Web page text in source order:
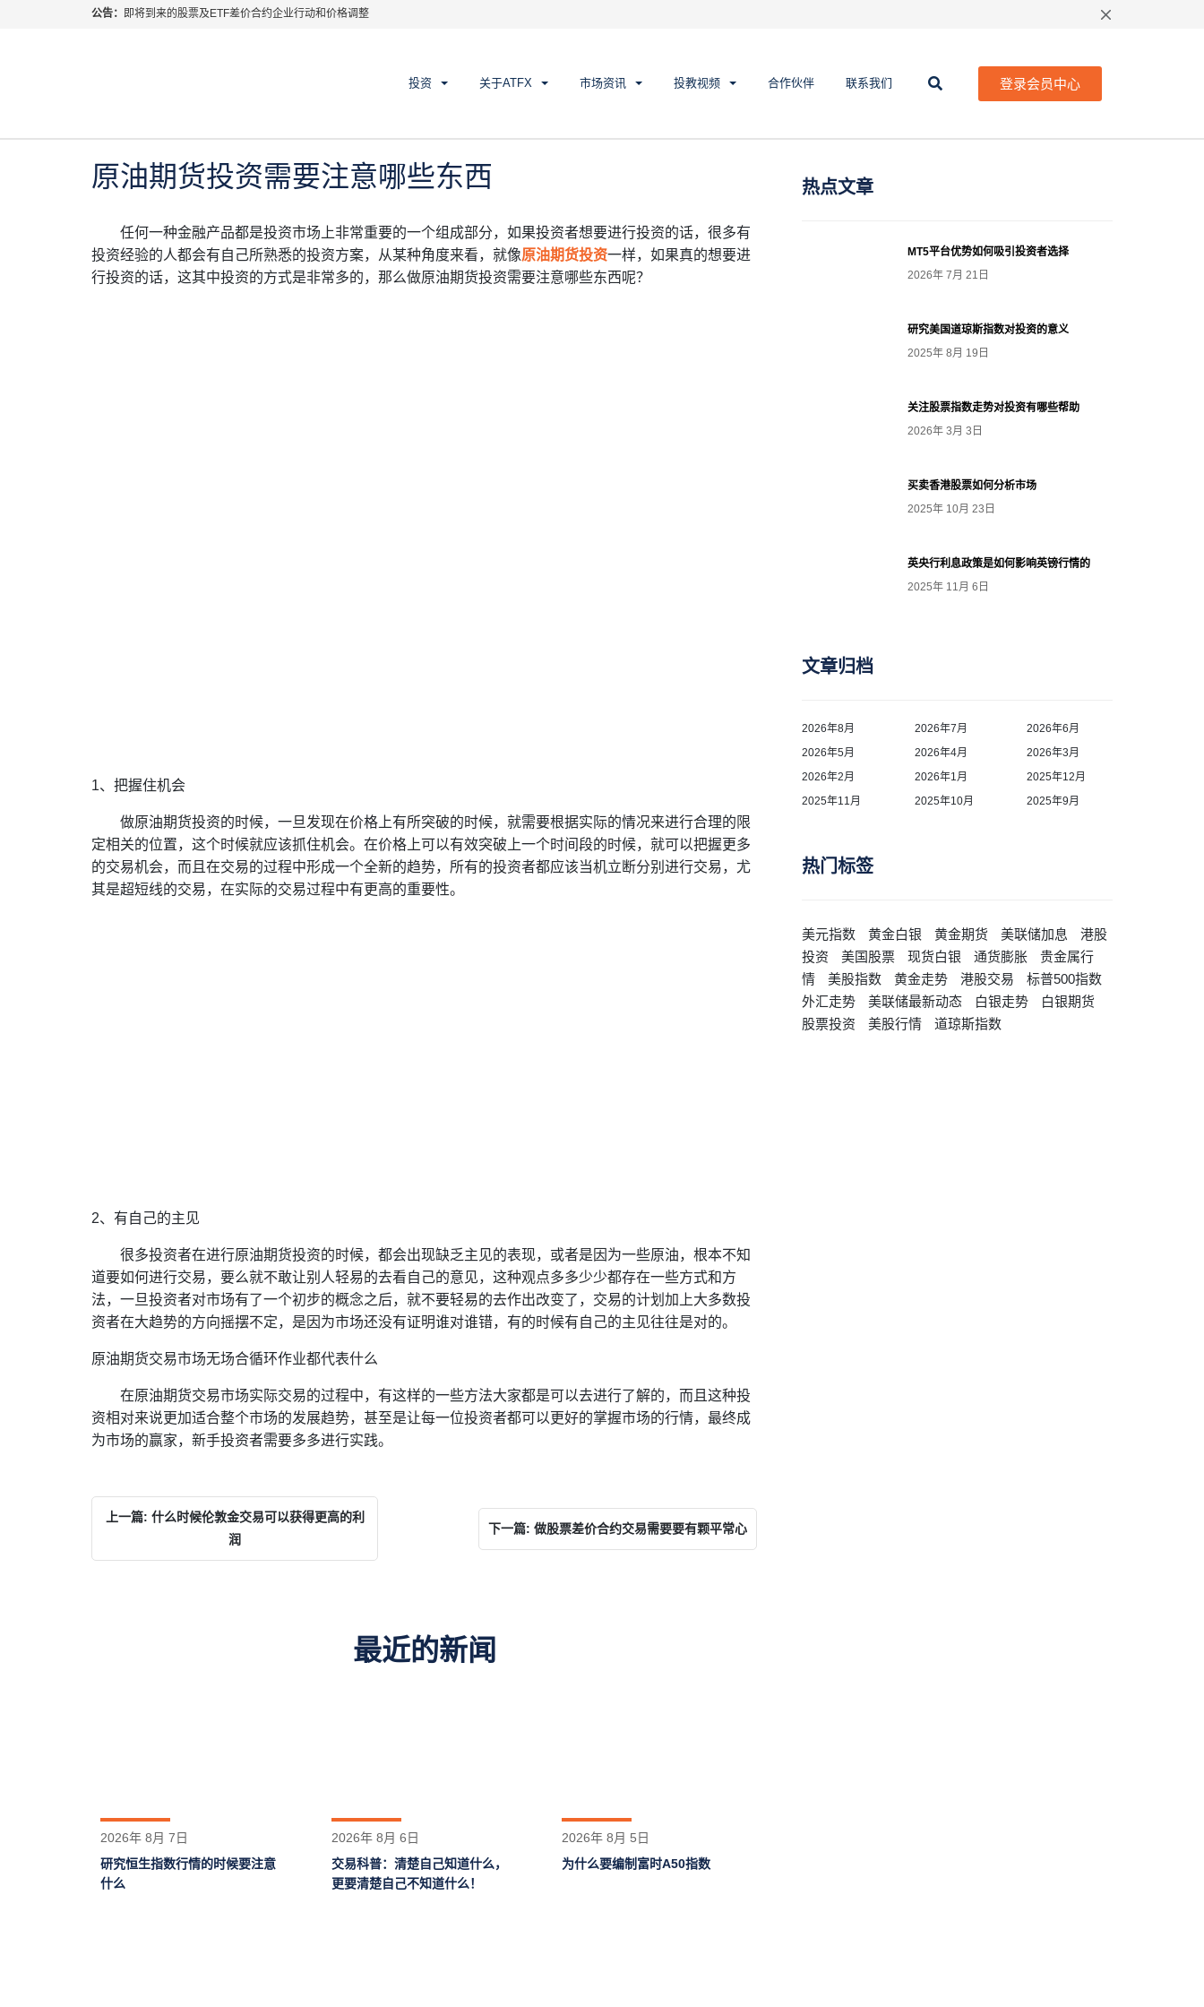
公告： 即将到来的股票及ETF差价合约企业行动和价格调整
投资 关于ATFX 市场资讯 投教视频 合作伙伴 联系我们 登录会员中心
原油期货投资需要注意哪些东西
任何一种金融产品都是投资市场上非常重要的一个组成部分，如果投资者想要进行投资的话，很多有
投资经验的人都会有自己所熟悉的投资方案，从某种角度来看，就像原油期货投资一样，如果真的想要进
行投资的话，这其中投资的方式是非常多的，那么做原油期货投资需要注意哪些东西呢？
1、把握住机会
做原油期货投资的时候，一旦发现在价格上有所突破的时候，就需要根据实际的情况来进行合理的限
定相关的位置，这个时候就应该抓住机会。在价格上可以有效突破上一个时间段的时候，就可以把握更多
的交易机会，而且在交易的过程中形成一个全新的趋势，所有的投资者都应该当机立断分别进行交易，尤
其是超短线的交易，在实际的交易过程中有更高的重要性。
2、有自己的主见
很多投资者在进行原油期货投资的时候，都会出现缺乏主见的表现，或者是因为一些原油，根本不知
道要如何进行交易，要么就不敢让别人轻易的去看自己的意见，这种观点多多少少都存在一些方式和方
法，一旦投资者对市场有了一个初步的概念之后，就不要轻易的去作出改变了，交易的计划加上大多数投
资者在大趋势的方向摇摆不定，是因为市场还没有证明谁对谁错，有的时候有自己的主见往往是对的。
原油期货交易市场无场合循环作业都代表什么
在原油期货交易市场实际交易的过程中，有这样的一些方法大家都是可以去进行了解的，而且这种投
资相对来说更加适合整个市场的发展趋势，甚至是让每一位投资者都可以更好的掌握市场的行情，最终成
为市场的赢家，新手投资者需要多多进行实践。
上一篇: 什么时候伦敦金交易可以获得更高的利
润
下一篇: 做股票差价合约交易需要要有颗平常心
最近的新闻
2026年 8月 7日
研究恒生指数行情的时候要注意
什么
2026年 8月 6日
交易科普：清楚自己知道什么，
更要清楚自己不知道什么！
2026年 8月 5日
为什么要编制富时A50指数
热点文章
MT5平台优势如何吸引投资者选择
2026年 7月 21日
研究美国道琼斯指数对投资的意义
2025年 8月 19日
关注股票指数走势对投资有哪些帮助
2026年 3月 3日
买卖香港股票如何分析市场
2025年 10月 23日
英央行利息政策是如何影响英镑行情的
2025年 11月 6日
文章归档
2026年8月 2026年7月
2026年6月
2026年5月
2026年4月
2026年3月
2026年2月
2026年1月
2025年12月
2025年11月
2025年10月 2025年9月
热门标签
美元指数 黄金白银 黄金期货 美联储加息
港股
投资
美国股票 现货白银 通货膨胀
贵金属行
情
美股指数 黄金走势 港股交易
标普500指数
外汇走势
美联储最新动态 白银走势
白银期货
股票投资
美股行情 道琼斯指数